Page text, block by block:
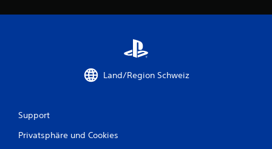
Land/Region Schweiz
Support
Privatsphäre und Cookies